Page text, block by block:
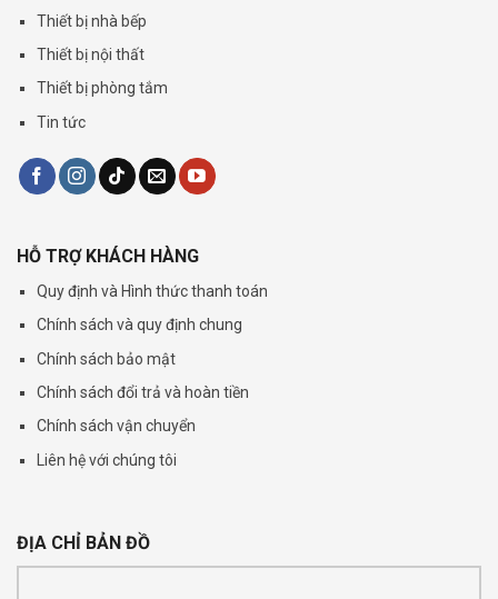
Thiết bị nhà bếp
Thiết bị nội thất
Thiết bị phòng tắm
Tin tức
HỖ TRỢ KHÁCH HÀNG
Quy định và Hình thức thanh toán
Chính sách và quy định chung
Chính sách bảo mật
Chính sách đổi trả và hoàn tiền
Chính sách vận chuyển
Liên hệ với chúng tôi
ĐỊA CHỈ BẢN ĐỒ